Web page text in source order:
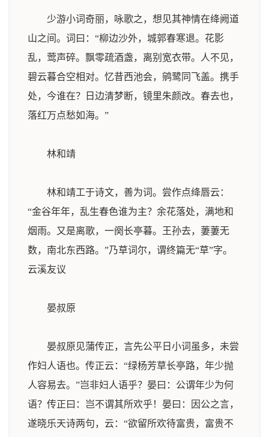
少游小词奇丽，咏歌之，想见其神情在绛阙道
山之间。词曰：“柳边沙外，城郭春寒退。花影
乱，莺声碎。飘零疏酒盏，离别宽衣带。人不见，
碧云暮合空相对。忆昔西池会，鹓鹭同飞盖。携手
处，今谁在？日边清梦断，镜里朱颜改。春去也，
落红万点愁如海。”
林和靖
林和靖工于诗文，善为词。尝作点绛唇云：
“金谷年年，乱生春色谁为主？余花落处，满地和
烟雨。又是离歌，一阕长亭暮。王孙去，萋萋无
数，南北东西路。”乃草词尔，谓终篇无“草”字。
云溪友议
晏叔原
晏叔原见蒲传正，言先公平日小词虽多，未尝
作妇人语也。传正云：“绿杨芳草长亭路，年少抛
人容易去。”岂非妇人语乎？晏曰：公谓年少为何
语？传正曰：岂不谓其所欢乎！晏曰：因公之言，
遂晓乐天诗两句，云：“欲留所欢待富贵，富贵不